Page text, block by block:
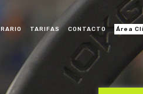
TARIFAS CONTACTO Área